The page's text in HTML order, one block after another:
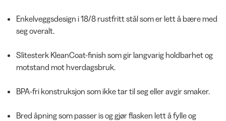
Enkelveggsdesign i 18/8 rustfritt stål som er lett å bære med
seg overalt.
Slitesterk KleanCoat-finish som gir langvarig holdbarhet og
motstand mot hverdagsbruk.
BPA-fri konstruksjon som ikke tar til seg eller avgir smaker.
Bred åpning som passer is og gjør flasken lett å fylle og